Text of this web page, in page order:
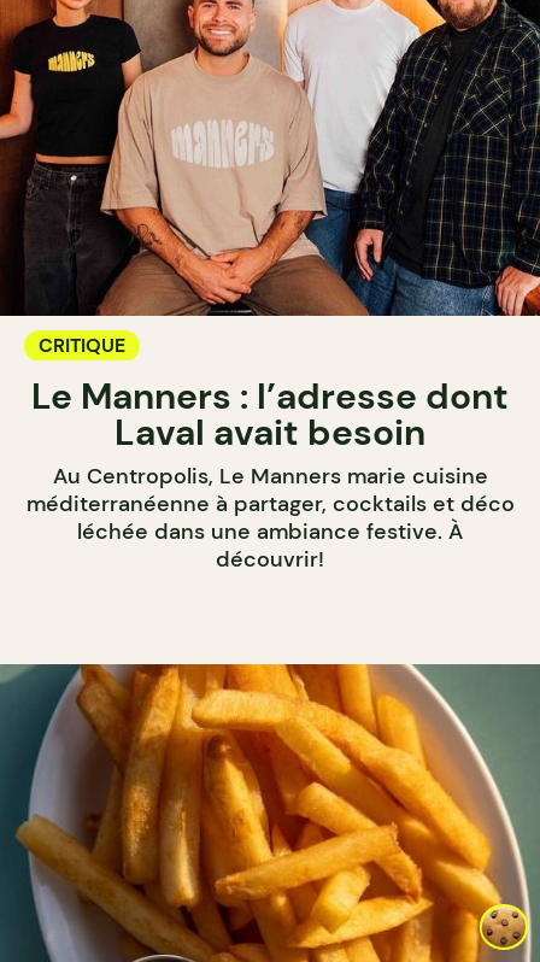
CRITIQUE
Le Manners : l’adresse dont
Laval avait besoin
Au Centropolis, Le Manners marie cuisine
méditerranéenne à partager, cocktails et déco
léchée dans une ambiance festive. À
découvrir!